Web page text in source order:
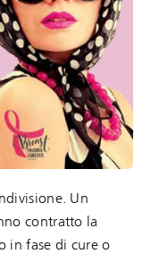
Un
contratto la
in fase di cure o